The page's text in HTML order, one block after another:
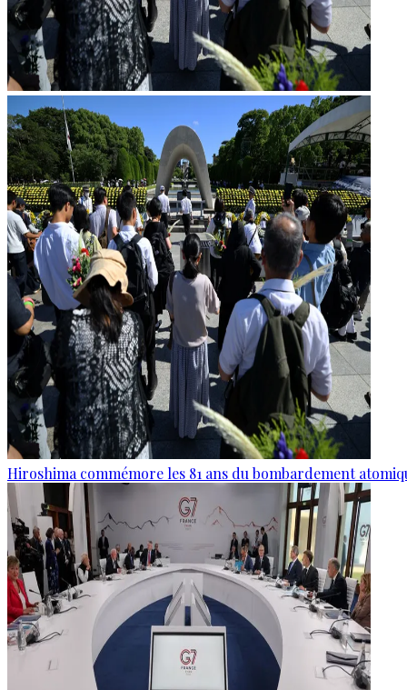
Hiroshima commémore les 81 ans du bombardement